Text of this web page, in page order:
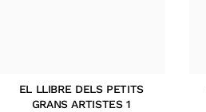
EL LLIBRE DELS PETITS
GRANS ARTISTES 1